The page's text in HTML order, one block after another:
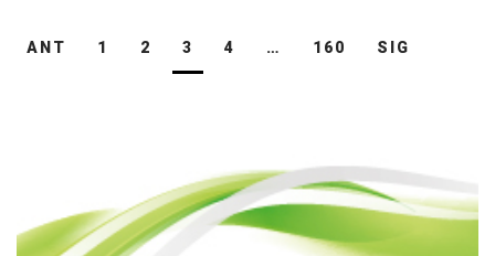
Navegación
ANT 1 2 3 4 … 160 SIG